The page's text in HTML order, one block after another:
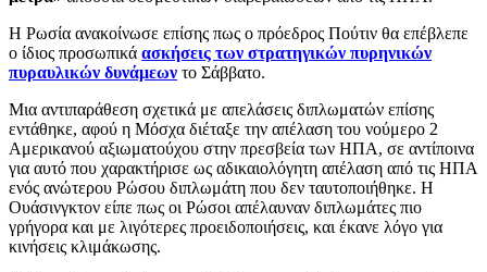
Η Ρωσία ανακοίνωσε επίσης πως ο πρόεδρος Πούτιν θα επέβλεπε
ο ίδιος προσωπικά ασκήσεις των στρατηγικών πυρηνικών
πυραυλικών δυνάμεων το Σάββατο.
Μια αντιπαράθεση σχετικά με απελάσεις διπλωματών επίσης
εντάθηκε, αφού η Μόσχα διέταξε την απέλαση του νούμερο 2
Αμερικανού αξιωματούχου στην πρεσβεία των ΗΠΑ, σε αντίποινα
για αυτό που χαρακτήρισε ως αδικαιολόγητη απέλαση από τις ΗΠΑ
ενός ανώτερου Ρώσου διπλωμάτη που δεν ταυτοποιήθηκε. Η
Ουάσινγκτον είπε πως οι Ρώσοι απέλαυναν διπλωμάτες πιο
γρήγορα και με λιγότερες προειδοποιήσεις, και έκανε λόγο για
κινήσεις κλιμάκωσης.